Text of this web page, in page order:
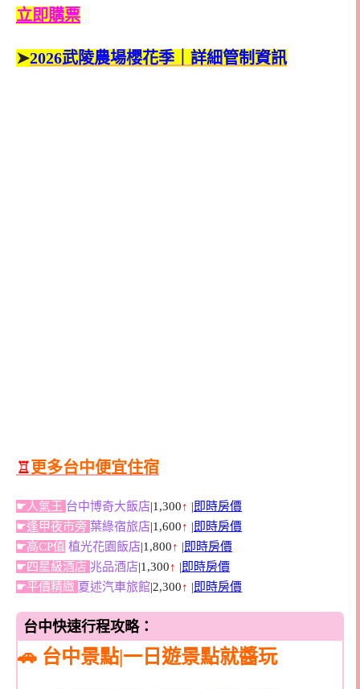
立即購票
➤2026武陵農場櫻花季｜詳細管制資訊
♖ 更多台中便宜住宿
☛人氣王 台中博奇大飯店|1,300↑ |即時房價
☛逢甲夜市旁 葉綠宿旅店|1,600↑ |即時房價
☛高CP值 植光花園飯店|1,800↑ |即時房價
☛四星級酒店 兆品酒店|1,300↑ |即時房價
☛平價精緻 夏述汽車旅館|2,300↑ |即時房價
台中快速行程攻略：
🚗 台中景點|一日遊景點就醬玩